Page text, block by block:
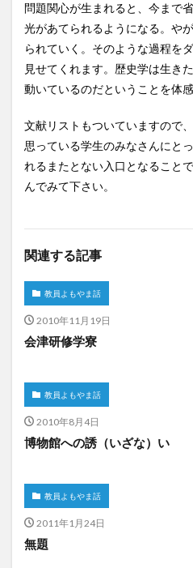
問題関心が生まれると、今まで
光があてられるようになる。や
られていく。そのような過程を
見せてくれます。歴史学は生き
動いているのだということを体
文献リストもついていますので
思っている学生のみなさんにと
れるまたとない入口となること
んでみて下さい。
関連する記事
教員よもやま話
2010年11月19日
会津研修学寮
教員よもやま話
2010年8月4日
博物館への誘（いざな）い
教員よもやま話
2011年1月24日
無題